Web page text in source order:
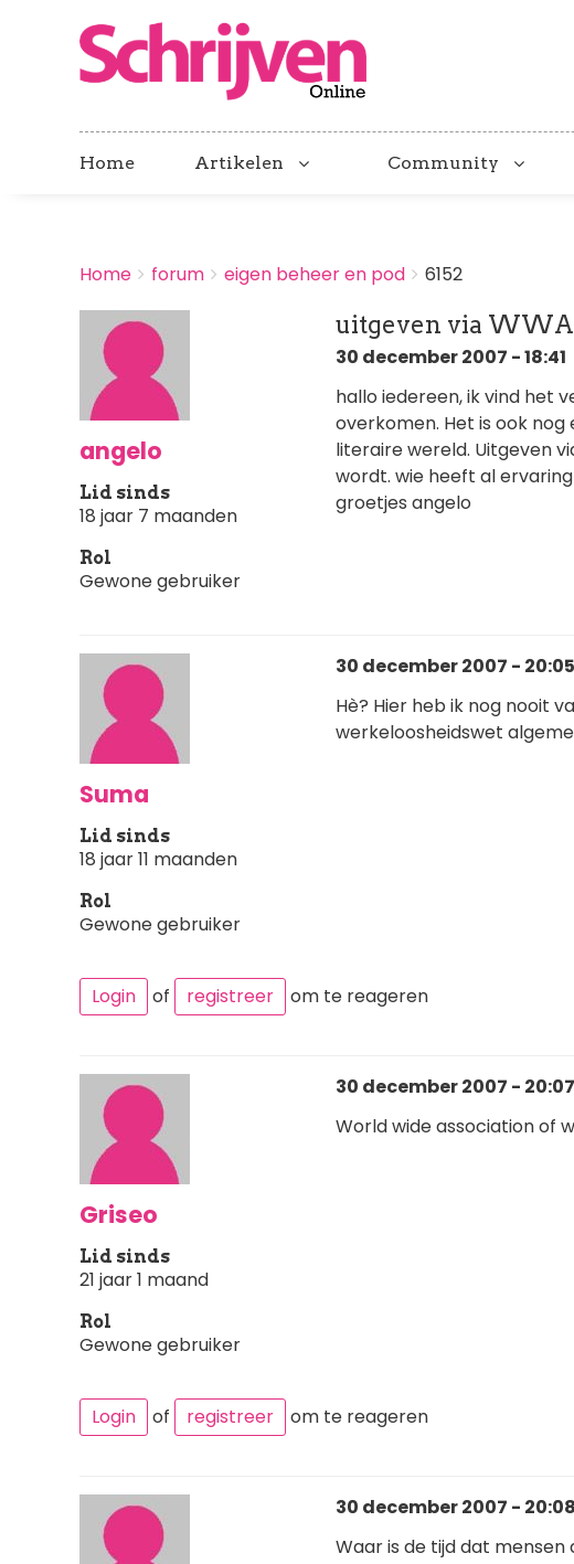
Home Artikelen Community
BREADCRUMBS
You
here:
Home forum eigen beheer en pod 6152
angelo
Lid sinds
18 jaar 7 maanden
Rol
Gewone gebruiker
uitgeven via
30 december 2007 - 18:41
hallo iedereen, ik vind het
overkomen. Het is ook
literaire wereld. Uitgeven
wordt. wie heeft al
groetjes angelo
Suma
Lid sinds
18 jaar 11 maanden
Rol
Gewone gebruiker
30 december 2007 - 20:05
Hè? Hier heb ik nog nooit
werkeloosheidswet
Login of registreer om te reageren
Griseo
Lid sinds
21 jaar 1 maand
Rol
Gewone gebruiker
30 december 2007 - 20:07
World wide association of
Login of registreer om te reageren
30 december 2007 - 20:08
Waar is de tijd dat